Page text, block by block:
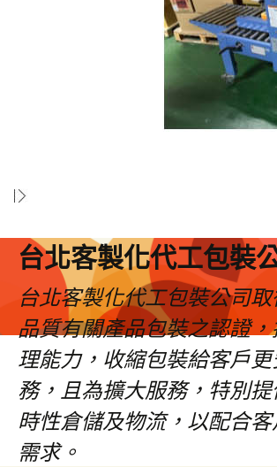
台北客製化代工包裝
台北客製化代工包裝公司取
品質有關產品包裝之認證
理能力，收縮包裝給客戶
務，且為擴大服務，特別
時性倉儲及物流，以配合
需求。